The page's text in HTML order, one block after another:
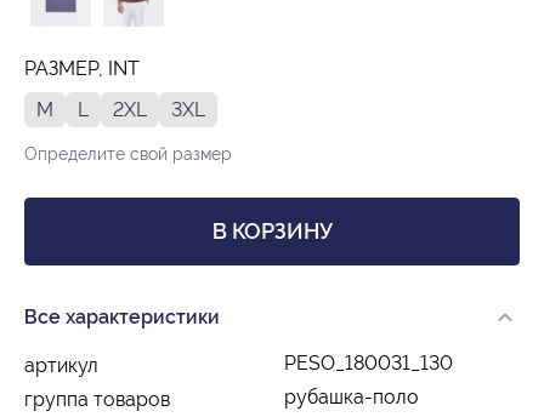
РАЗМЕР, INT
M
L 2XL 3XL
Определите свой размер
В КОРЗИНУ
Все характеристики
артикул
PESO_180031_130
группа товаров
рубашка-поло